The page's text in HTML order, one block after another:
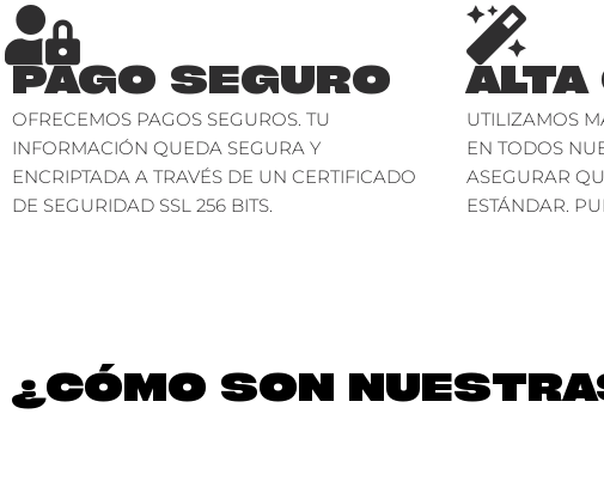
PAGO SEGURO
OFRECEMOS PAGOS SEGUROS. TU
INFORMACIÓN QUEDA SEGURA Y
ENCRIPTADA A TRAVÉS DE UN CERTIFICADO
DE SEGURIDAD SSL 256 BITS.
ALTA
UTILIZAMOS
EN TODOS
ASEGURAR
ESTÁNDAR.
¿CÓMO SON